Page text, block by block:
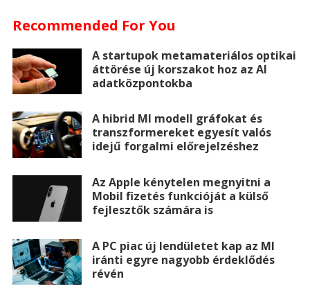
g
e
r
p
p
Recommended For You
A startupok metamateriálos optikai
áttörése új korszakot hoz az AI
adatközpontokba
A hibrid MI modell gráfokat és
transzformereket egyesít valós
idejű forgalmi előrejelzéshez
Az Apple kénytelen megnyitni a
Mobil fizetés funkcióját a külső
fejlesztők számára is
A PC piac új lendületet kap az MI
iránti egyre nagyobb érdeklődés
révén